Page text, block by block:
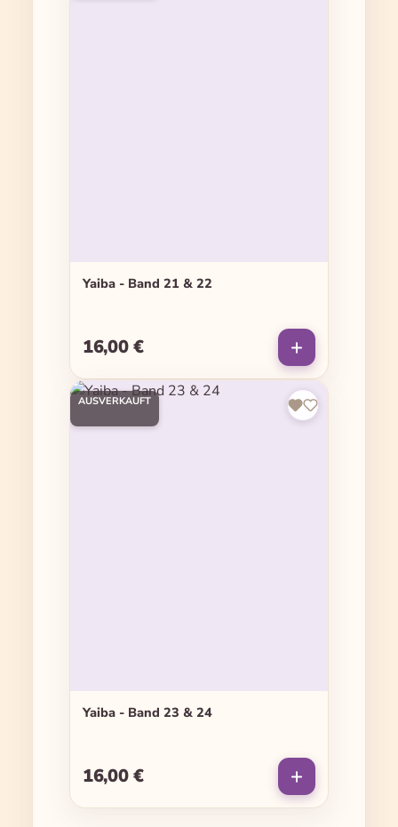
Yaiba - Band 21 & 22
Regulärer Preis:
16,00 €
AUSVERKAUFT
Yaiba - Band 23 & 24
Regulärer Preis:
16,00 €